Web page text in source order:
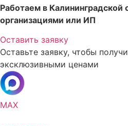
Работаем в Калининградской
организациями или ИП
Оставить заявку
Оставьте заявку, чтобы
эксклюзивными ценами
MAX